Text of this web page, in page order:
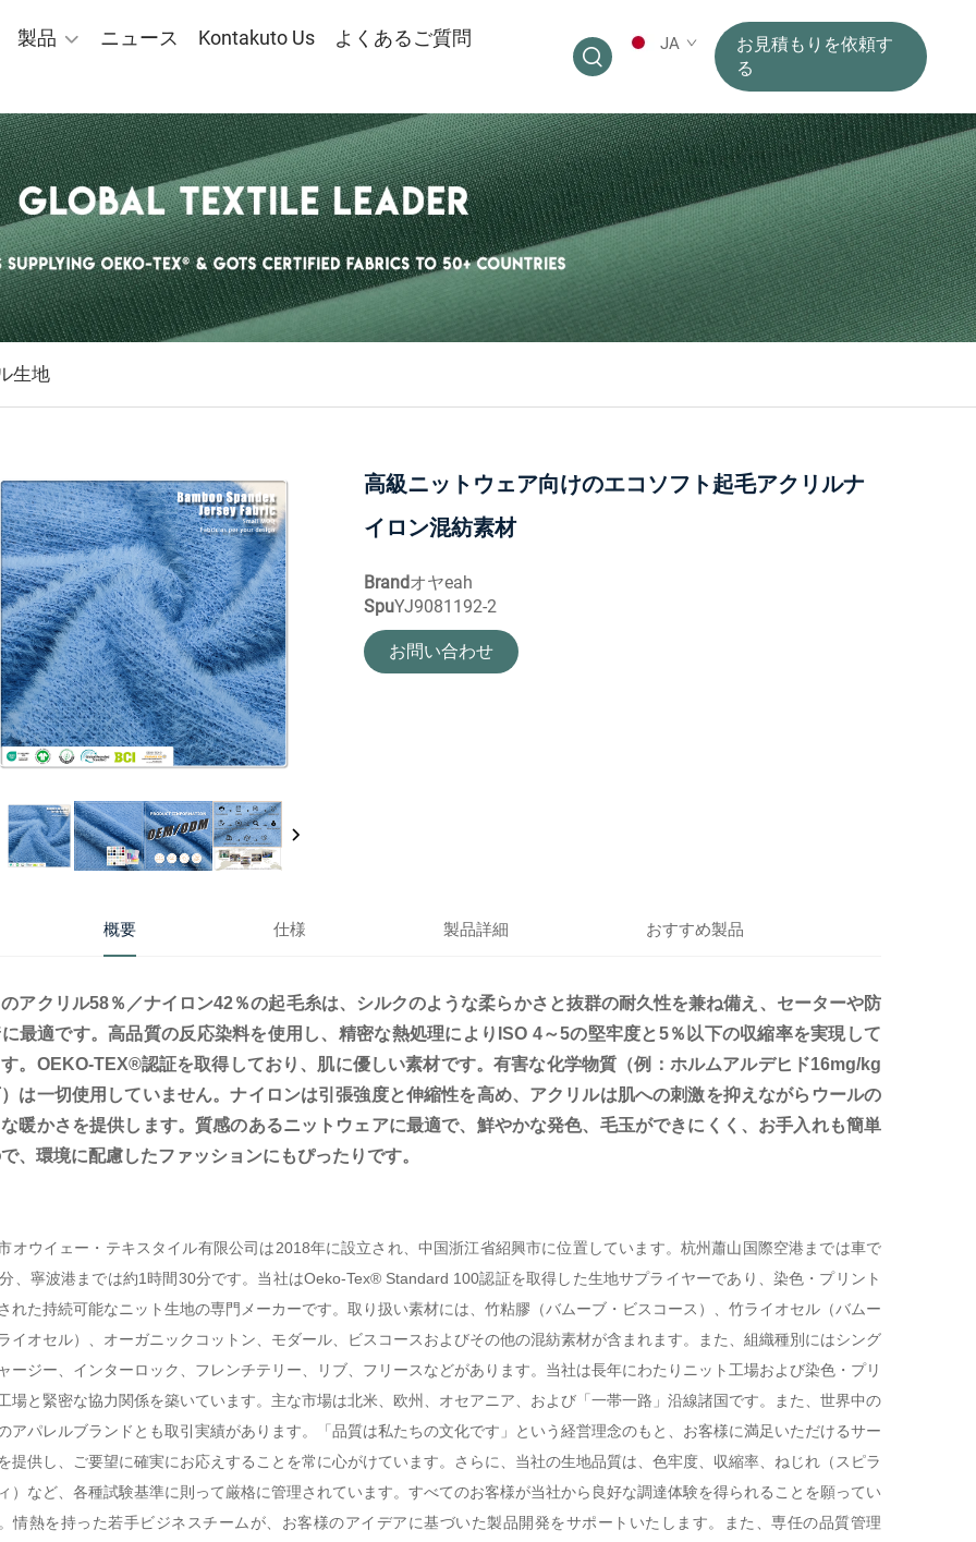
製品 ニュース Kontakuto Us よくあるご質問 JA
お見積もりを依頼す
る
生地
高級ニットウェア向けのエコソフト起毛アクリルナ
イロン混紡素材
Brandオヤeah
SpuYJ9081192-2
お問い合わせ
概要 仕様 製品詳細 おすすめ製品
アクリル58％／ナイロン42％の起毛糸は、シルクのような柔らかさと抜群の耐久性を兼ね備え、セーターや防
最適です。高品質の反応染料を使用し、精密な熱処理によりISO 4～5の堅牢度と5％以下の収縮率を実現して
。OEKO-TEX®認証を取得しており、肌に優しい素材です。有害な化学物質（例：ホルムアルデヒド16mg/kg
は一切使用していません。ナイロンは引張強度と伸縮性を高め、アクリルは肌への刺激を抑えながらウールの
暖かさを提供します。質感のあるニットウェアに最適で、鮮やかな発色、毛玉ができにくく、お手入れも簡単
、環境に配慮したファッションにもぴったりです。
オウイェー・テキスタイル有限公司は2018年に設立され、中国浙江省紹興市に位置しています。杭州蕭山国際空港までは車で
、寧波港までは約1時間30分です。当社はOeko-Tex® Standard 100認証を取得した生地サプライヤーであり、染色・プリント
れた持続可能なニット生地の専門メーカーです。取り扱い素材には、竹粘膠（バムーブ・ビスコース）、竹ライオセル（バムー
イオセル）、オーガニックコットン、モダール、ビスコースおよびその他の混紡素材が含まれます。また、組織種別にはシング
ージー、インターロック、フレンチテリー、リブ、フリースなどがあります。当社は長年にわたりニット工場および染色・プリ
場と緊密な協力関係を築いています。主な市場は北米、欧州、オセアニア、および「一帯一路」沿線諸国です。また、世界中の
アパレルブランドとも取引実績があります。「品質は私たちの文化です」という経営理念のもと、お客様に満足いただけるサー
提供し、ご要望に確実にお応えすることを常に心がけています。さらに、当社の生地品質は、色牢度、収縮率、ねじれ（スピラ
）など、各種試験基準に則って厳格に管理されています。すべてのお客様が当社から良好な調達体験を得られることを願ってい
情熱を持った若手ビジネスチームが、お客様のアイデアに基づいた製品開発をサポートいたします。また、専任の品質管理